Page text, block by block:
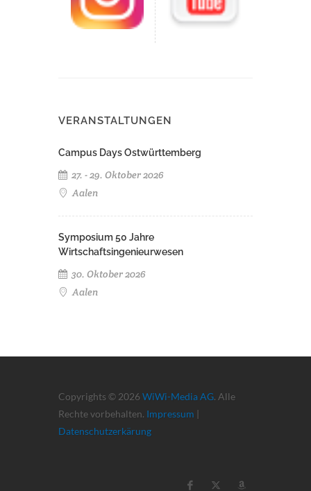
VERANSTALTUNGEN
Campus Days Ostwürttemberg
27. - 29. Oktober 2026
Aalen
Symposium 50 Jahre
Wirtschaftsingenieurwesen
30. Oktober 2026
Aalen
Copyrights © 2026 WiWi-Media AG. Alle
Rechte vorbehalten. Impressum |
Datenschutzerkärung